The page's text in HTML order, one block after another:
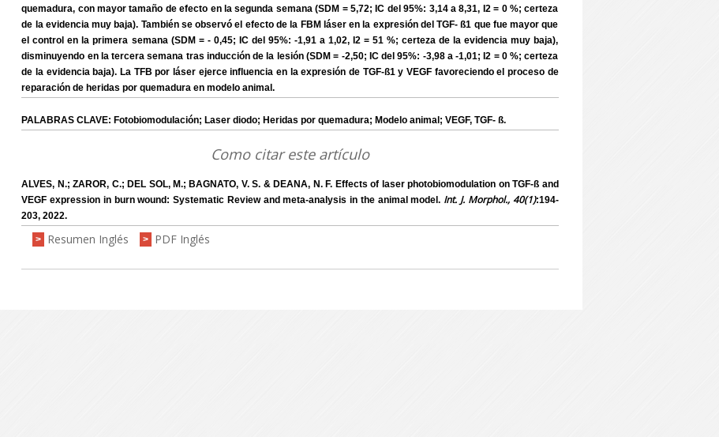
quemadura, con mayor tamaño de efecto en la segunda semana (SDM = 5,72; IC del 95%: 3,14 a 8,31, I2 = 0 %; certeza
de la evidencia muy baja). También se observó el efecto de la FBM láser en la expresión del TGF- ß1 que fue mayor que
el control en la primera semana (SDM = - 0,45; IC del 95%: -1,91 a 1,02, I2 = 51 %; certeza de la evidencia muy baja),
disminuyendo en la tercera semana tras inducción de la lesión (SDM = -2,50; IC del 95%: -3,98 a -1,01; I2 = 0 %; certeza
de la evidencia baja). La TFB por láser ejerce influencia en la expresión de TGF-ß1 y VEGF favoreciendo el proceso de
reparación de heridas por quemadura en modelo animal.
PALABRAS CLAVE: Fotobiomodulación; Laser diodo; Heridas por quemadura; Modelo animal; VEGF, TGF- ß.
Como citar este artículo
ALVES, N.; ZAROR, C.; DEL SOL, M.; BAGNATO, V. S. & DEANA, N. F. Effects of laser photobiomodulation on TGF-ß and
VEGF expression in burn wound: Systematic Review and meta-analysis in the animal model. Int. J. Morphol., 40(1):194-
203, 2022.
> Resumen Inglés > PDF Inglés